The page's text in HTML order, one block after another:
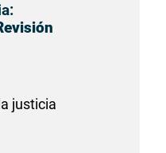
justicia